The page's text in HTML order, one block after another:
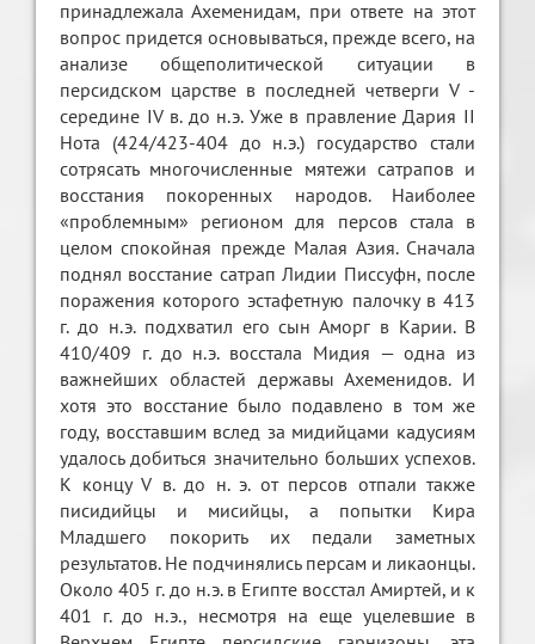
принадлежала Ахеменидам, при ответе на этот
вопрос придется основываться, прежде всего, на
анализе общеполитической ситуации в
персидском царстве в последней четверги V -
середине IV в. до н.э. Уже в правление Дария II
Нота (424/423-404 до н.э.) государство стали
сотрясать многочисленные мятежи сатрапов и
восстания покоренных народов. Наиболее
«проблемным» регионом для персов стала в
целом спокойная прежде Малая Азия. Сначала
поднял восстание сатрап Лидии Писсуфн, после
поражения которого эстафетную палочку в 413
г. до н.э. подхватил его сын Аморг в Карии. В
410/409 г. до н.э. восстала Мидия — одна из
важнейших областей державы Ахеменидов. И
хотя это восстание было подавлено в том же
году, восставшим вслед за мидийцами кадусиям
удалось добиться значительно больших успехов.
К концу V в. до н. э. от персов отпали также
писидийцы и мисийцы, а попытки Кира
Младшего покорить их педали заметных
результатов. Не подчинялись персам и ликаонцы.
Около 405 г. до н.э. в Египте восстал Амиртей, и к
401 г. до н.э., несмотря на еще уцелевшие в